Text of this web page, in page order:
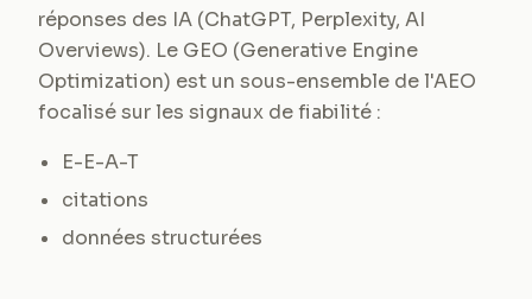
réponses des IA (ChatGPT, Perplexity, AI
Overviews). Le GEO (Generative Engine
Optimization) est un sous-ensemble de l'AEO
focalisé sur les signaux de fiabilité :
E-E-A-T
citations
données structurées